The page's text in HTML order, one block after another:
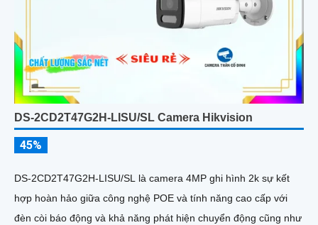
DS-2CD2T47G2H-LISU/SL Camera Hikvision
45%
DS-2CD2T47G2H-LISU/SL là camera 4MP ghi hình 2k sự kết
hợp hoàn hảo giữa công nghệ POE và tính năng cao cấp với
đèn còi báo động và khả năng phát hiện chuyển động cũng như